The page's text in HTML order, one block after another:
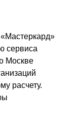
сервиса
Москве
расчету.